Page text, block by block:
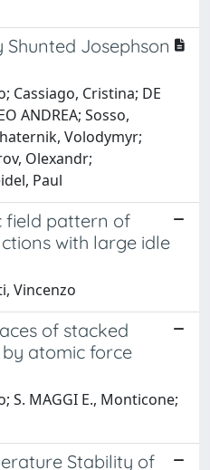
Josephson
Cassiago, Cristina; DE
ANDREA; Sosso,
Volodymyr;
Olexandr;
Paul
field pattern of
with large idle
Vincenzo
of stacked
atomic force
S. MAGGI E., Monticone;
Stability of